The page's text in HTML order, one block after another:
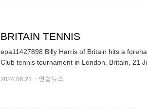
BRITAIN TENNIS
epa11427898 Billy Harris of Britain hits a
2024.06.21. 연합뉴스